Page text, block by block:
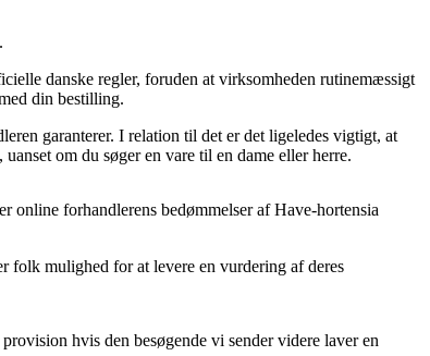
danske regler, foruden at virksomheden rutinemæssigt
din bestilling.
garanterer. I relation til det er det ligeledes vigtigt, at
om du søger en vare til en dame eller herre.
online forhandlerens bedømmelser af Have-hortensia
mulighed for at levere en vurdering af deres
hvis den besøgende vi sender videre laver en